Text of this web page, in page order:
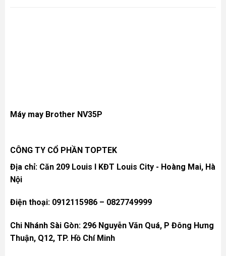
Máy may Brother NV35P
CÔNG TY CỔ PHẦN TOPTEK
Địa chỉ: Căn 209 Louis I KĐT Louis City - Hoàng Mai, Hà
Nội
Điện thoại: 0912115986 – 0827749999
Chi Nhánh Sài Gòn: 296 Nguyễn Văn Quá, P Đông Hưng
Thuận, Q12, TP. Hồ Chí Minh